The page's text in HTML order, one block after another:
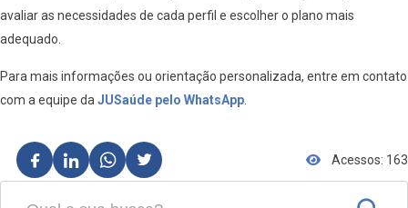
avaliar as necessidades de cada perfil e escolher o plano mais
adequado.
Para mais informações ou orientação personalizada, entre em contato
com a equipe da JUSaúde pelo WhatsApp
Acessos: 163